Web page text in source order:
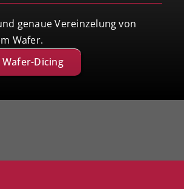
genaue Vereinzelung von
Wafer.
Wafer-Dicing